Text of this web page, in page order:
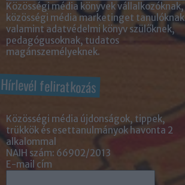
Közösségi média könyvek vállalkozóknak,
közösségi média marketinget tanulóknak
valamint adatvédelmi könyv szülőknek,
pedagógusoknak, tudatos
magánszemélyeknek.
Hírlevél feliratkozás
Közösségi média újdonságok, tippek,
trükkök és esettanulmányok havonta 2
alkalommal
NAIH szám: 66902/2013
E-mail cím